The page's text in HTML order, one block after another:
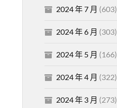
2024 年 7 月 (603)
2024 年 6 月 (303)
2024 年 5 月 (166)
2024 年 4 月 (322)
2024 年 3 月 (273)